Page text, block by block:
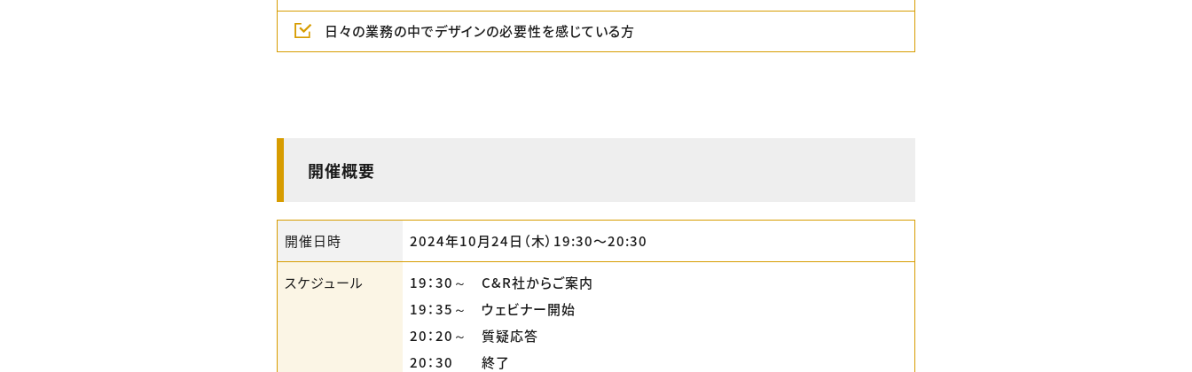
日々の業務の中でデザインの必要性を感じている方
開催概要
開催日時 2024年10月24日（木）19:30〜20:30
スケジュール
19：30～ C&R社からご案内
19：35～ ウェビナー開始
20：20～ 質疑応答
20：30 終了